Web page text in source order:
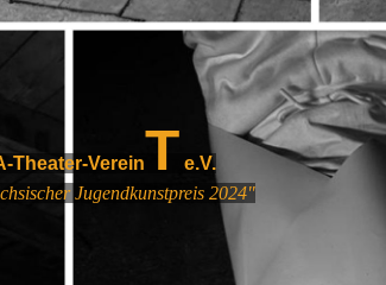
Theater-VereinT e.V.
Jugendkunstpreis 2024"